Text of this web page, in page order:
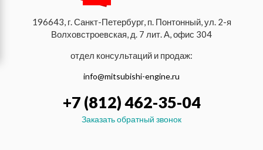
196643, г. Санкт-Петербург, п. Понтонный, ул. 2-я
Волховстроевская, д. 7 лит. А, офис 304
отдел консультаций и продаж:
info@mitsubishi-engine.ru
+7 (812) 462-35-04
Заказать обратный звонок